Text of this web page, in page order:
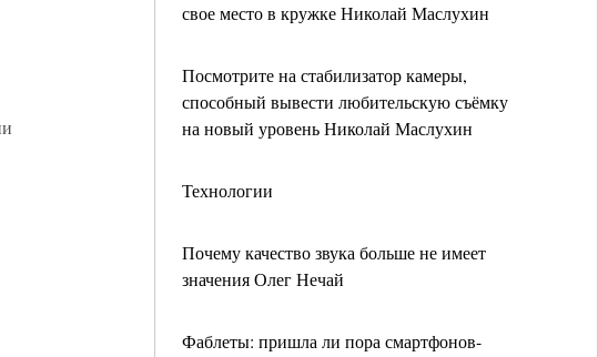
свое место в кружке Николай Маслухин
Посмотрите на стабилизатор камеры,
способный вывести любительскую съёмку
на новый уровень Николай Маслухин
Технологии
Почему качество звука больше не имеет
значения Олег Нечай
Фаблеты: пришла ли пора смартфонов-